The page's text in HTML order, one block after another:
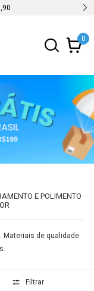
0
E POLIMENTO
Materiais de qualidade
Filtrar